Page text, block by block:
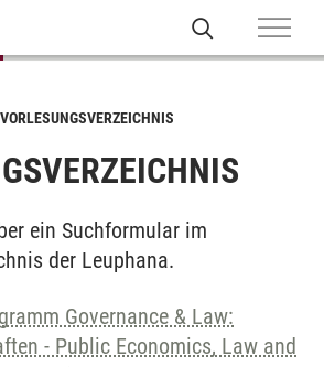
VORLESUNGSVERZEICHNIS
ein Suchformular im
der Leuphana.
Governance & Law:
- Public Economics, Law and